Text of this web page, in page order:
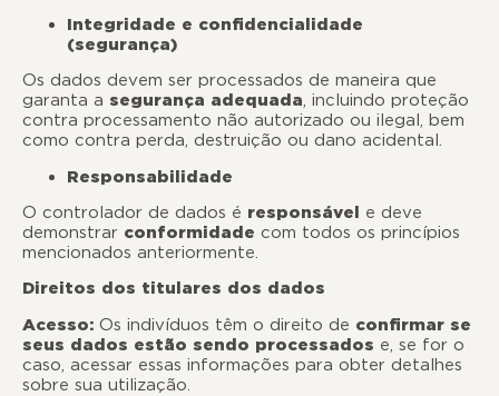
Integridade e confidencialidade
(segurança)
Os dados devem ser processados de maneira que
garanta a segurança adequada, incluindo proteção
contra processamento não autorizado ou ilegal, bem
como contra perda, destruição ou dano acidental.
Responsabilidade
O controlador de dados é responsável e deve
demonstrar conformidade com todos os princípios
mencionados anteriormente.
Direitos dos titulares dos dados
Acesso: Os indivíduos têm o direito de confirmar se
seus dados estão sendo processados e, se for o
caso, acessar essas informações para obter detalhes
sobre sua utilização.